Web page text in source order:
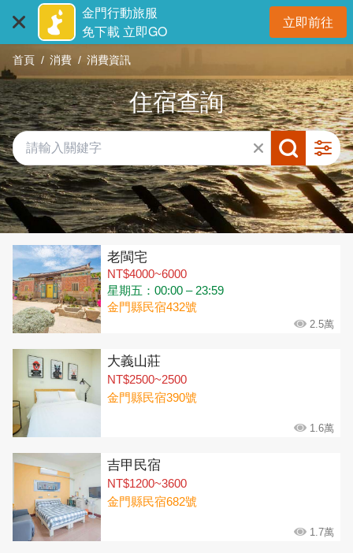
主
要
內
容
區
塊
金門行動旅服
免下載 立即GO
立即前往開
首頁 消費 消費資訊
住宿查詢
共有 315 間店家
老閩宅
NT$4000~6000
星期五：00:00 – 23:59
金門縣民宿432號
2.5萬
大義山莊
NT$2500~2500
金門縣民宿390號
1.6萬
吉甲民宿
NT$1200~3600
金門縣民宿682號
1.7萬